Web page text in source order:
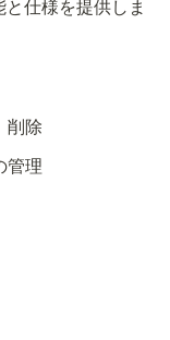
仕様を提供しま
削除
管理